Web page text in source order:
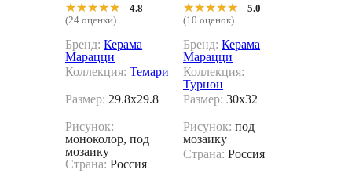
й микс серый ма
товый 29.8x29.8
★★★★★
★★★★★
4.8
(24 оценки)
Бренд: Керама
Марацци
Коллекция: Темари
Размер: 29.8x29.8
Рисунок:
моноколор, под
мозаику
Страна: Россия
матовый 30x32
★★★★★
★★★★★
5.0
(10 оценок)
Бренд: Керама
Марацци
Коллекция:
Турнон
Размер: 30x32
Рисунок: под
мозаику
Страна: Россия